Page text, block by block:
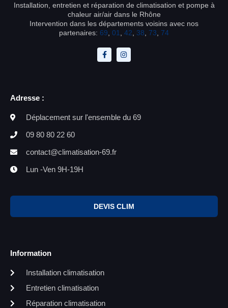
Installation, entretien et réparation de climatisation et pompe à
chaleur air/air dans le Rhône
Intervention dans les départements voisins avec nos
partenaires: 69 01 42 38 73 74
Adresse :
Déplacement sur l'ensemble du 69
09 80 80 22 60
contact@climatisation-69.fr
Lun -Ven 9H-19H
DEVIS CLIM
Information
Installation climatisation
Entretien climatisation
Réparation climatisation